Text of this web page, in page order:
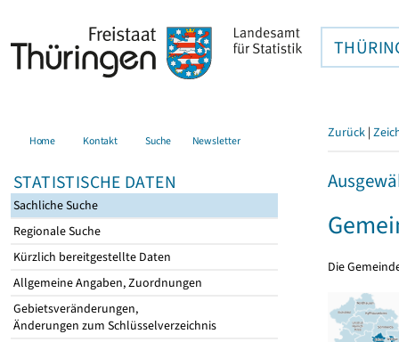
Home Kontakt Suche Newsletter
STATISTISCHE DATEN
Sachliche Suche
Regionale Suche
Kürzlich bereitgestellte Daten
Allgemeine Angaben, Zuordnungen
Gebietsveränderungen,
Änderungen zum Schlüsselverzeichnis
Zurück |
Die